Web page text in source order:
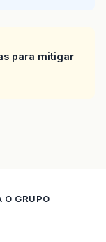
para mitigar
O GRUPO